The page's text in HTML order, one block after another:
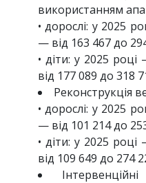
використанням
• дорослі: у 2025
— від 163 467 до
• діти: у 2025
від 177 089 до 318
Реконструкція
• дорослі: у 2025
— від 101 214 до
• діти: у 2025
від 109 649 до 274